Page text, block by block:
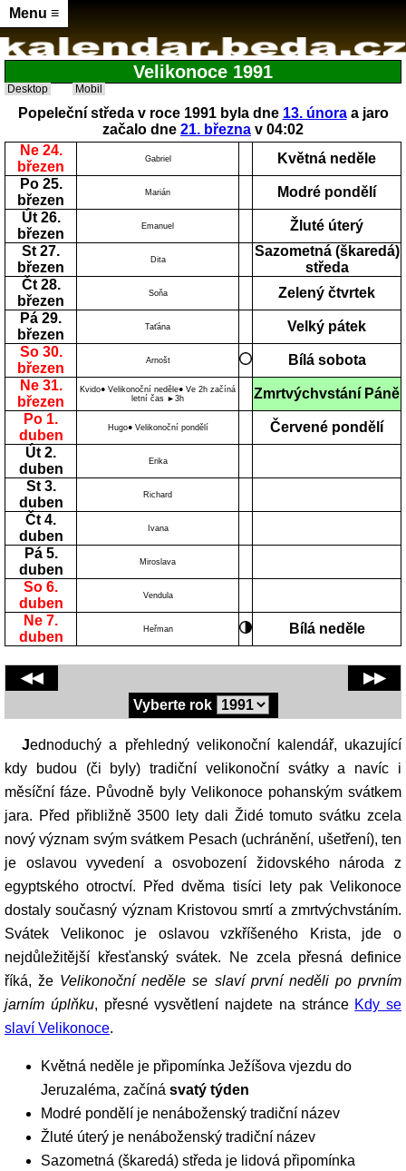
Menu ≡
Velikonoce 1991
Desktop Mobil
Popeleční středa v roce 1991 byla dne 13. únoraa jaro
začalo dne 21. března v 04:02
Ne 24.
březen
Gabriel
Květná neděle
Po 25.
březen
Marián
Modré pondělí
Út 26.
březen
Emanuel
Žluté úterý
St 27.
březen
Dita
Sazometná (škaredá)
středa
Čt 28.
březen
Soňa
Zelený čtvrtek
Pá 29.
březen
Taťána
Velký pátek
So 30.
březen
Arnošt
Bílá sobota
Ne 31.
březen
Kvido● Velikonoční neděle● Ve 2h začíná
letní čas ►3h
Zmrtvýchvstání Páně
Po 1.
duben
Hugo● Velikonoční pondělí
Červené pondělí
Út 2.
duben
Erika
St 3.
duben
Richard
Čt 4.
duben
Ivana
Pá 5.
duben
Miroslava
So 6.
duben
Vendula
Ne 7.
duben
Heřman Bílá neděle
Vyberte rok
◀◀ ▶▶
Jednoduchý a přehledný velikonoční kalendář, ukazující
kdy budou (či byly) tradiční velikonoční svátky a navíc i
měsíční fáze. Původně byly Velikonoce pohanským svátkem
jara. Před přibližně 3500 lety dali Židé tomuto svátku zcela
nový význam svým svátkem Pesach (uchránění, ušetření), ten
je oslavou vyvedení a osvobození židovského národa z
egyptského otroctví. Před dvěma tisíci lety pak Velikonoce
dostaly současný význam Kristovou smrtí a zmrtvýchvstáním.
Svátek Velikonoc je oslavou vzkříšeného Krista, jde o
nejdůležitější křesťanský svátek. Ne zcela přesná definice
říká, že Velikonoční neděle se slaví první neděli po prvním
jarním úplňku, přesné vysvětlení najdete na stránce Kdy se
slaví Velikonoce.
Květná neděle je připomínka Ježíšova vjezdu do
Jeruzaléma, začíná svatý týden
Modré pondělí je nenáboženský tradiční název
Žluté úterý je nenáboženský tradiční název
Sazometná (škaredá) středa je lidová připomínka